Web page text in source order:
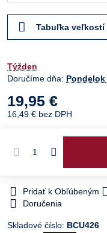
Tabuľka veľkostí
Týžden
Doručíme dňa: Pondelok
19,95 €
16,49 € bez DPH
Pridať k Obľúbeným
Doručenia
Skladové číslo: BCU426